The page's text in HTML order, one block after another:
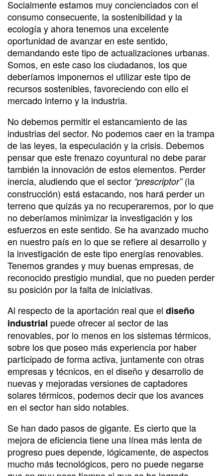
Socialmente estamos muy concienciados con el
consumo consecuente, la sostenibilidad y la
ecología y ahora tenemos una excelente
oportunidad de avanzar en este sentido,
demandando este tipo de actualizaciones urbanas.
Somos, en este caso los ciudadanos, los que
deberíamos imponernos el utilizar este tipo de
recursos sostenibles, favoreciendo con ello el
mercado interno y la industria.
No debemos permitir el estancamiento de las
industrias del sector. No podemos caer en la trampa
de las leyes, la especulación y la crisis. Debemos
pensar que este frenazo coyuntural no debe parar
también la innovación de estos elementos. Perder
inercia, aludiendo que el sector “prescriptor”(la
construcción) está estacando, nos hará perder un
terreno que quizás ya no recuperaremos, por lo que
no deberíamos minimizar la investigación y los
esfuerzos en este sentido. Se ha avanzado mucho
en nuestro país en lo que se refiere al desarrollo y
la investigación de este tipo energías renovables.
Tenemos grandes y muy buenas empresas, de
reconocido prestigio mundial, que no pueden perder
su posición por la falta de iniciativas.
Al respecto de la aportación real que el diseño
industrial puede ofrecer al sector de las
renovables, por lo menos en los sistemas térmicos,
sobre los que poseo más experiencia por haber
participado de forma activa, juntamente con otras
empresas y técnicos, en el diseño y desarrollo de
nuevas y mejoradas versiones de captadores
solares térmicos, podemos decir que los avances
en el sector han sido notables.
Se han dado pasos de gigante. Es cierto que la
mejora de eficiencia tiene una línea más lenta de
progreso pues depende, lógicamente, de aspectos
mucho más tecnológicos, pero no puede negarse